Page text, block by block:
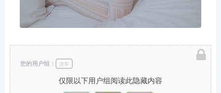
仅限以下用户组阅读此隐藏内容
您的用户组： 游客